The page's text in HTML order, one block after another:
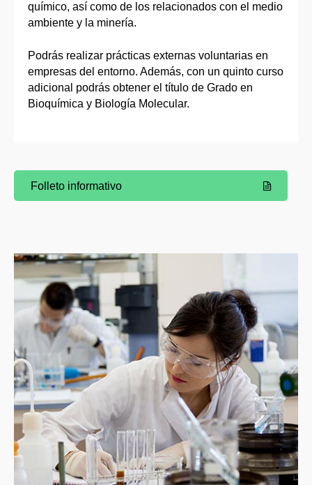
químico, así como de los relacionados con el medio
ambiente y la minería.
Podrás realizar prácticas externas voluntarias en
empresas del entorno. Además, con un quinto curso
adicional podrás obtener el título de Grado en
Bioquímica y Biología Molecular.
(Abre una nueva ventana)
Folleto informativo